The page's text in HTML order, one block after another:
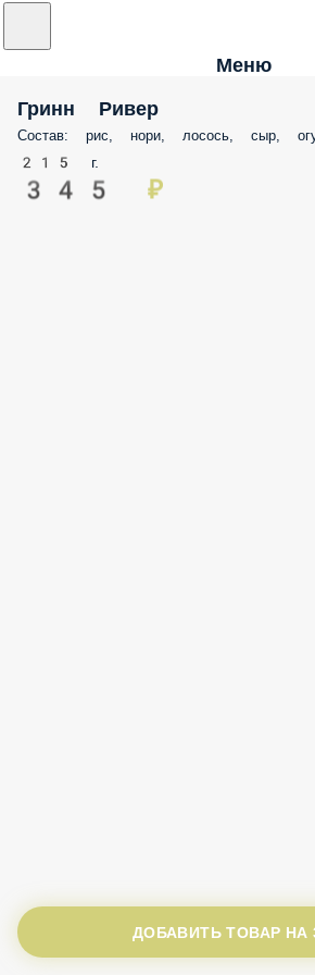
Меню
Гринн Ривер
Состав: рис, нори, лосось, сыр,
215 г.
345 ₽
ДОБАВИТЬ ТОВАР НА